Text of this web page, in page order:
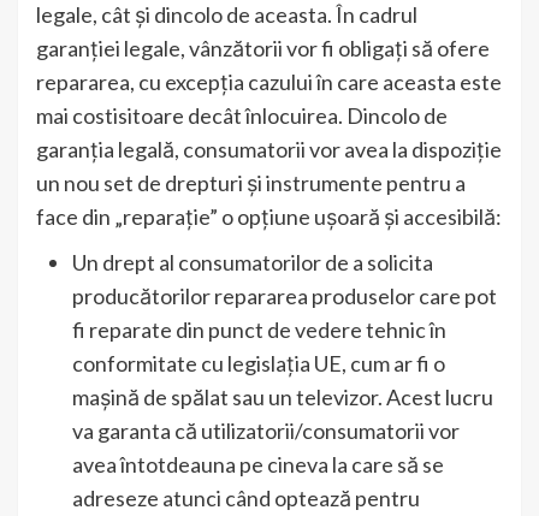
legale, cât și dincolo de aceasta. În cadrul
garanției legale, vânzătorii vor fi obligați să ofere
repararea, cu excepția cazului în care aceasta este
mai costisitoare decât înlocuirea. Dincolo de
garanția legală, consumatorii vor avea la dispoziție
un nou set de drepturi și instrumente pentru a
face din „reparație” o opțiune ușoară și accesibilă:
Un drept al consumatorilor de a solicita
producătorilor repararea produselor care pot
fi reparate din punct de vedere tehnic în
conformitate cu legislația UE, cum ar fi o
mașină de spălat sau un televizor. Acest lucru
va garanta că utilizatorii/consumatorii vor
avea întotdeauna pe cineva la care să se
adreseze atunci când optează pentru